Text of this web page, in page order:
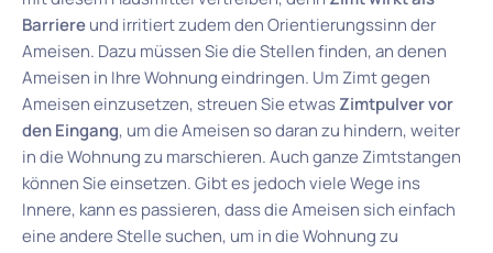
Barriereund irritiert zudem den Orientierungssinn der
Ameisen. Dazu müssen Sie die Stellen finden, an denen
Ameisen in Ihre Wohnung eindringen. Um Zimt gegen
Ameisen einzusetzen, streuen Sie etwasZimtpulver vor
den Eingang, um die Ameisen so daran zu hindern, weiter
in die Wohnung zu marschieren. Auch ganze Zimtstangen
können Sie einsetzen. Gibt es jedoch viele Wege ins
Innere, kann es passieren, dass die Ameisen sich einfach
eine andere Stelle suchen, um in die Wohnung zu